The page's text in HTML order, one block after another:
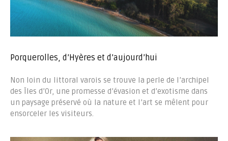
Porquerolles, d’Hyères et d’aujourd’hui
Non loin du littoral varois se trouve la perle de l’archipel
des Îles d’Or, une promesse d’évasion et d’exotisme dans
un paysage préservé où la nature et l’art se mêlent pour
ensorceler les visiteurs.